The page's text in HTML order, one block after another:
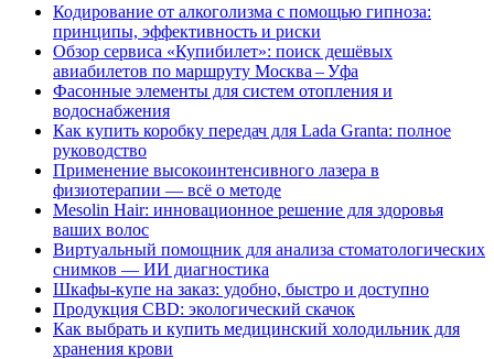
Кодирование от алкоголизма с помощью гипноза:
принципы, эффективность и риски
Обзор сервиса «Купибилет»: поиск дешёвых
авиабилетов по маршруту Москва – Уфа
Фасонные элементы для систем отопления и
водоснабжения
Как купить коробку передач для Lada Granta: полное
руководство
Применение высокоинтенсивного лазера в
физиотерапии — всё о методе
Mesolin Hair: инновационное решение для здоровья
ваших волос
Виртуальный помощник для анализа стоматологических
снимков — ИИ диагностика
Шкафы-купе на заказ: удобно, быстро и доступно
Продукция CBD: экологический скачок
Как выбрать и купить медицинский холодильник для
хранения крови